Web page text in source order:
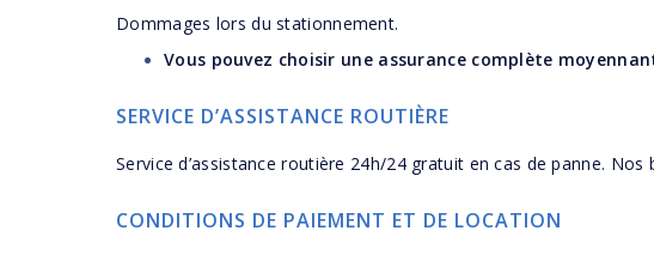
Dommages lors du stationnement.
Vous pouvez choisir une assurance complète
SERVICE D’ASSISTANCE ROUTIÈRE
Service d’assistance routière 24h/24 gratuit en cas de panne.
CONDITIONS DE PAIEMENT ET DE LOCATION